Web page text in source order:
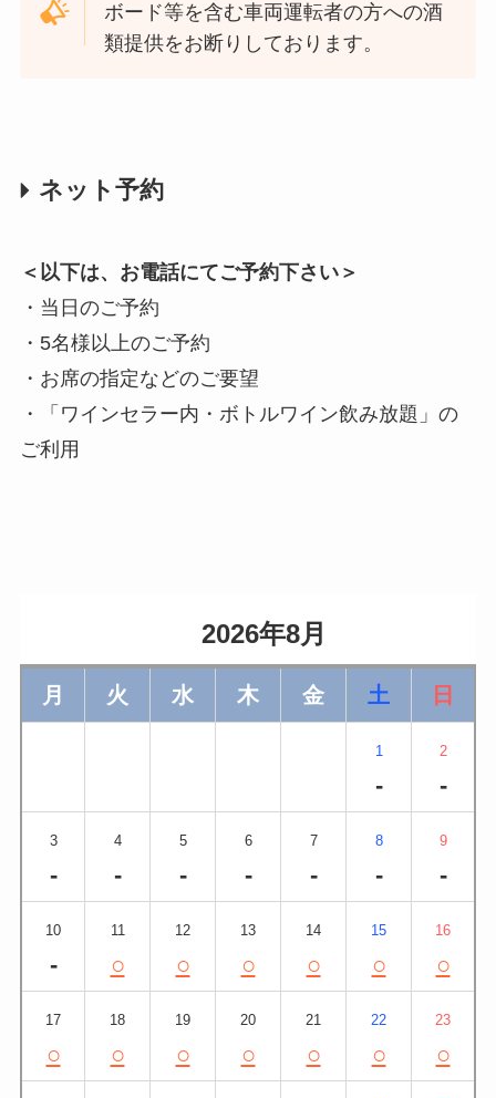
ボード等を含む車両運転者の方への酒
類提供をお断りしております。
ネット予約
＜以下は、お電話にてご予約下さい＞
・当日のご予約
・5名様以上のご予約
・お席の指定などのご要望
・「ワインセラー内・ボトルワイン飲み放題」の
ご利用
                    2026年8月
月 火 水 木 金 土 日
1
-
2
-
3
-
4
-
5
-
6
-
7
-
8
-
9
-
10
-
11
○
12
○
13
○
14
○
15
○
16
○
17
○
18
○
19
○
20
○
21
○
22
○
23
○